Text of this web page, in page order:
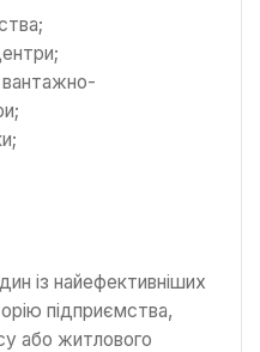
вантажно-
із найефективніших
підприємства,
або житлового